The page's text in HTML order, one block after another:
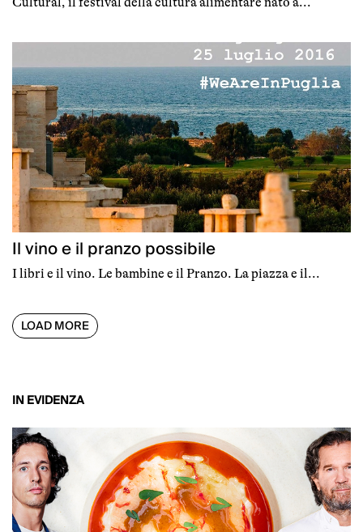
Il vino e il pranzo possibile
I libri e il vino. Le bambine e il Pranzo. La piazza e il...
LOAD MORE
IN EVIDENZA